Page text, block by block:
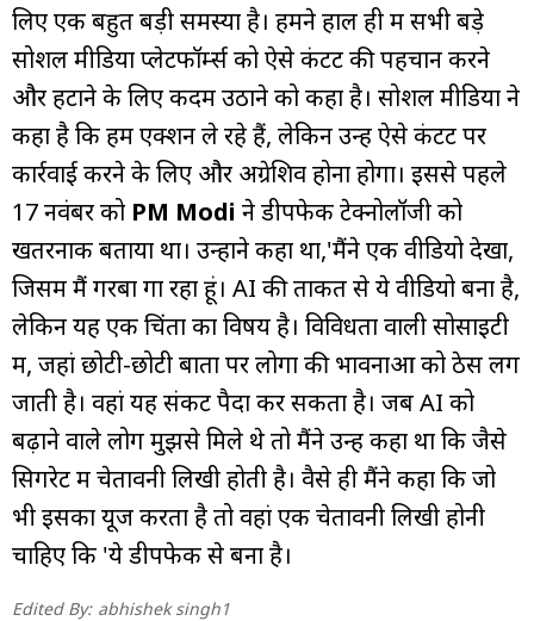
लिए एक बहुत बड़ी समस्या है। हमने हाल ही में सभी बड़े
सोशल मीडिया प्लेटफॉर्म्स को ऐसे कंटेंट की पहचान करने
और हटाने के लिए कदम उठाने को कहा है। सोशल मीडिया ने
कहा है कि हम एक्शन ले रहे हैं, लेकिन उन्हें ऐसे कंटेंट पर
कार्रवाई करने के लिए और अग्रेशिव होना होगा। इससे पहले
17 नवंबर को PM Modi ने डीपफेक टेक्नोलॉजी को
खतरनाक बताया था। उन्होंने कहा था,'मैंने एक वीडियो देखा,
जिसमें मैं गरबा गा रहा हूं। AI की ताकत से ये वीडियो बना है,
लेकिन यह एक चिंता का विषय है। विविधता वाली सोसाइटी
में, जहां छोटी-छोटी बातों पर लोगों की भावनाओं को ठेस लग
जाती है। वहां यह संकट पैदा कर सकता है। जब AI को
बढ़ाने वाले लोग मुझसे मिले थे तो मैंने उन्हें कहा था कि जैसे
सिगरेट में चेतावनी लिखी होती है। वैसे ही मैंने कहा कि जो
भी इसका यूज करता है तो वहां एक चेतावनी लिखी होनी
चाहिए कि 'ये डीपफेक से बना है।
Edited By: abhishek singh1